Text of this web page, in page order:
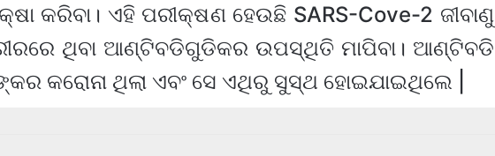
କରିବା। ଏହି ପରୀକ୍ଷଣ ହେଉଛି SARS-Cove-2 ଜୀବାଣୁ
ଥିବା ଆଣ୍ଟିବଡିଗୁଡିକର ଉପସ୍ଥିତି ମାପିବା। ଆଣ୍ଟିବଡି
କରୋନା ଥିଲା ଏବଂ ସେ ଏଥିରୁ ସୁସ୍ଥ ହୋଇଯାଇଥିଲେ |